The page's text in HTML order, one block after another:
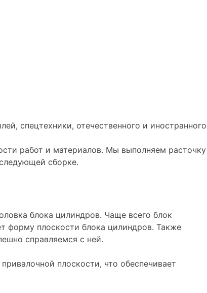
спецтехники, отечественного и иностранного
работ и материалов. Мы выполняем расточку
сборке.
блока цилиндров. Чаще всего блок
форму плоскости блока цилиндров. Также
справляемся с ней.
плоскости, что обеспечивает